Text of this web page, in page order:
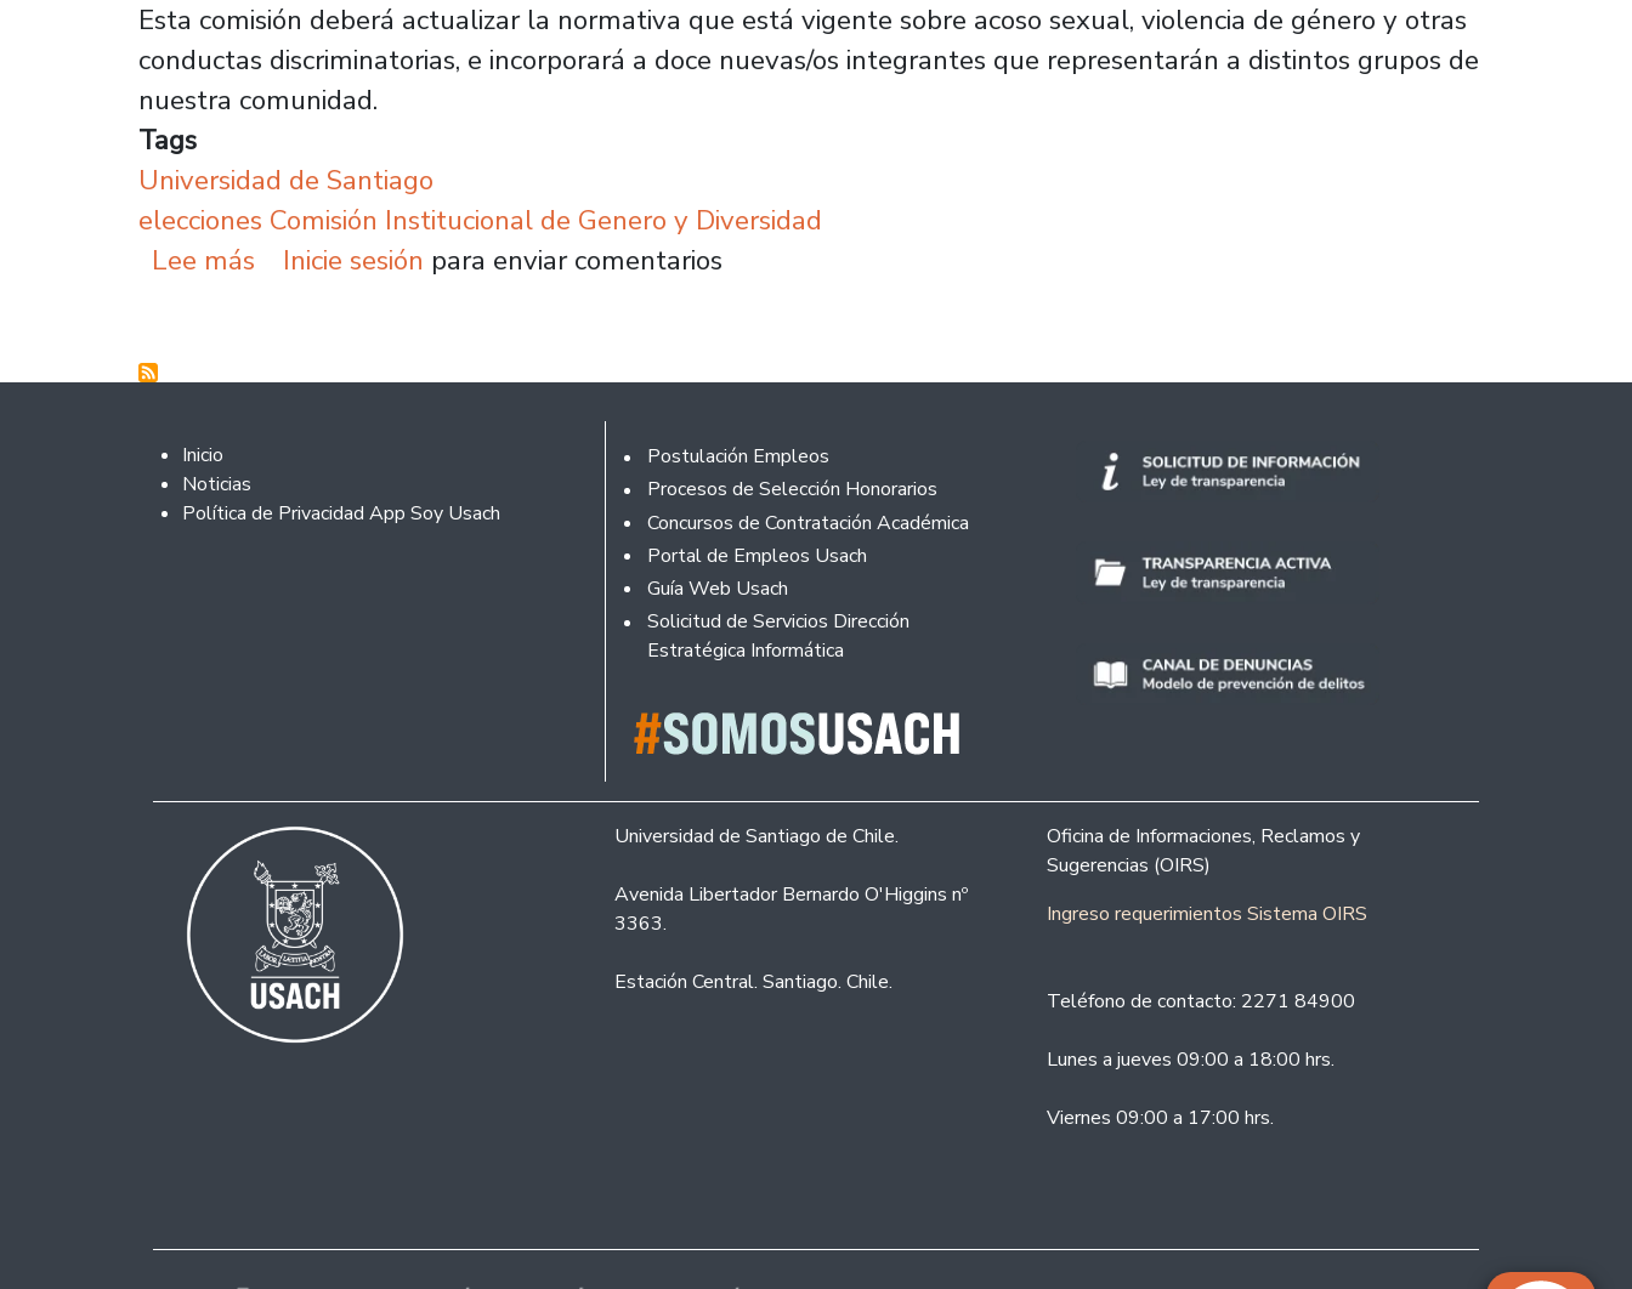
Esta comisión deberá actualizar la normativa que está vigente sobre acoso sexual, violencia de género y otras
conductas discriminatorias, e incorporará a doce nuevas/os integrantes que representarán a distintos grupos de
nuestra comunidad.
Tags
Universidad de Santiago
elecciones Comisión Institucional de Genero y Diversidad
Lee más sobre Mañana comienza la elección para conformar la Comisión Institucional de Género y Diversidad
Inicie sesión para enviar comentarios
Footer 2
Inicio
Noticias
Política de Privacidad App Soy Usach
Footer
Postulación Empleos
Procesos de Selección Honorarios
Concursos de Contratación Académica
Portal de Empleos Usach
Guía Web Usach
Solicitud de Servicios Dirección
Estratégica Informática
Universidad de Santiago de Chile.
Avenida Libertador Bernardo O'Higgins nº
3363.
Estación Central. Santiago. Chile.
Oficina de Informaciones, Reclamos y
Sugerencias (OIRS)
Ingreso requerimientos Sistema OIRS
Teléfono de contacto: 2271 84900
Lunes a jueves 09:00 a 18:00 hrs.
Viernes 09:00 a 17:00 hrs.